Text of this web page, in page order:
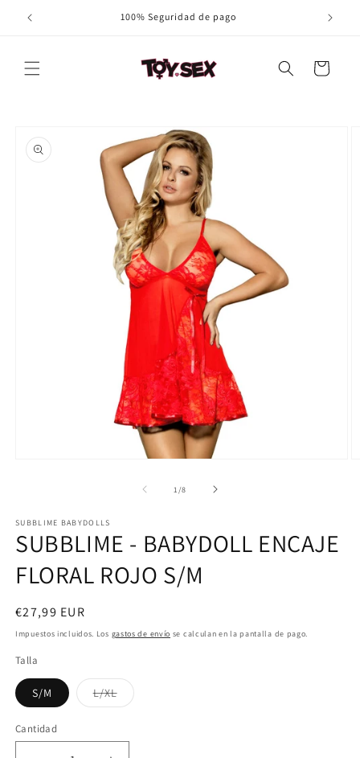
directamente
100% Seguridad de pago
Carrito
a la
información
una
ventana
modal
1 /de
8
SUBBLIME BABYDOLLS
SUBBLIME - BABYDOLL ENCAJE
FLORAL ROJO S/M
Precio
habitual
€27,99 EUR
Impuestos incluidos. Los gastos de envío se calculan en la pantalla de pago.
Talla
S/M L/XLVariante
agotada
Cantidad